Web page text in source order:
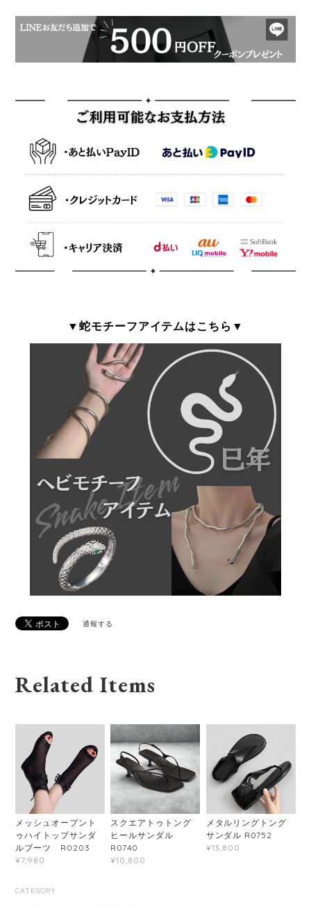
▼蛇モチーフアイテムはこちら▼
通報する
Related Items
メッシュオープント
ゥハイトップサンダ
ルブーツ R0203
¥7,980
スクエアトゥトング
ヒールサンダル
R0740
¥10,800
メタルリングトング
サンダル R0752
¥13,800
CATEGORY